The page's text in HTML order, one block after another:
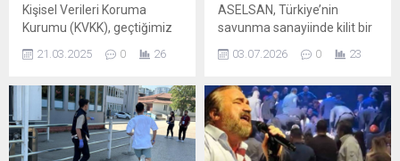
Kişisel Verileri Koruma
Kurumu (KVKK), geçtiğimiz
günlerde abone verilerini
sızdıran TürkNet'e ilişkin
İncelemelerde 244.396
abonenin verilerinin
sızdırıldığı belirtilirken, açığa
çıkarılan verilerin neler
21.03.2025 0 26
ASELSAN, Türkiye’nin
savunma sanayiinde kilit bir
oyuncu olarak öne çıkarken
son günlerde bazı çevrimiçi
bir firmaya satılacağı
yönünde asılsız iddialar
yayıldı. Bu tür haberler,
kurumun stratejik önemini
03.07.2026 0 23